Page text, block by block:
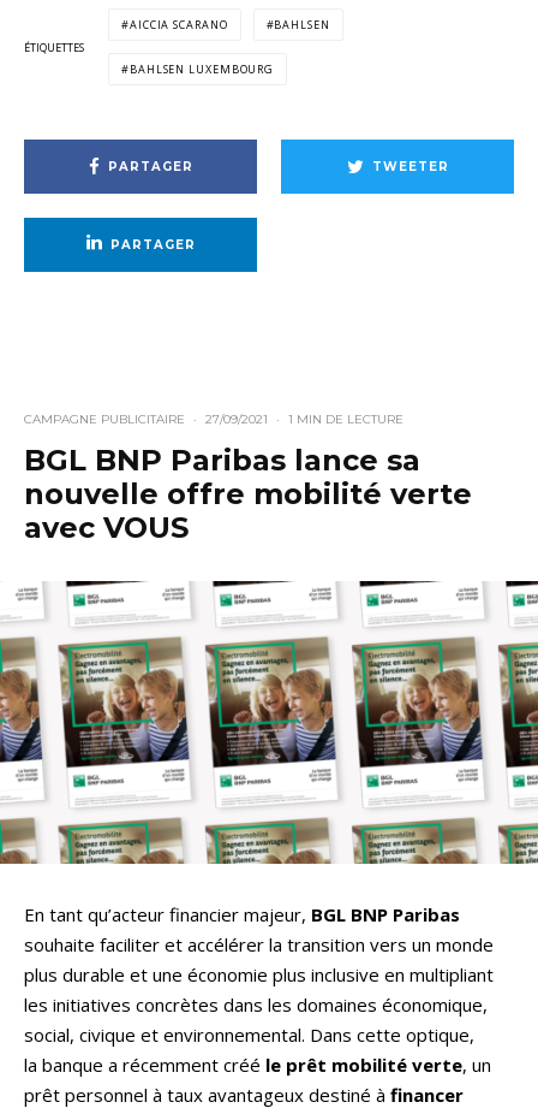
ÉTIQUETTES
AICCIA SCARANO BAHLSEN
BAHLSEN LUXEMBOURG
PARTAGER TWEETER
PARTAGER
CAMPAGNE PUBLICITAIRE · 27/09/2021 · 1 MIN DE LECTURE
BGL BNP Paribas lance sa
nouvelle offre mobilité verte
avec VOUS
En tant qu’acteur financier majeur, BGL BNP Paribas
souhaite faciliter et accélérer la transition vers un monde
plus durable et une économie plus inclusive en multipliant
les initiatives concrètes dans les domaines économique,
social, civique et environnemental. Dans cette optique,
la banque a récemment créé le prêt mobilité verte, un
prêt personnel à taux avantageux destiné à financer